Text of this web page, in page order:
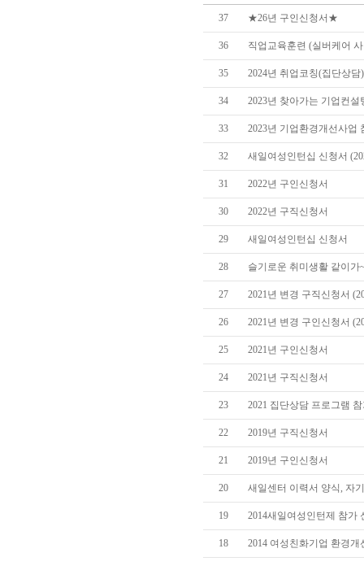
37 ★26년 구인신청서★
36 직업교육훈련 (실버케어
35 2024년 취업코칭(집단상
34 2023년 찾아가는 기업컨설
33 2023년 기업환경개선사업
32 새일여성인턴십 신청서
31 2022년 구인신청서
30 2022년 구직신청서
29 새일여성인턴십 신청서
28 슬기로운 취미생활 같이
27 2021년 변경 구직신청서
26 2021년 변경 구인신청서
25 2021년 구인신청서
24 2021년 구직신청서
23 2021 집단상담 프로그램
22 2019년 구직신청서
21 2019년 구인신청서
20 새일센터 이력서 양식, 자
19 2014새일여성인턴제 참가
18 2014 여성친화기업 환경개